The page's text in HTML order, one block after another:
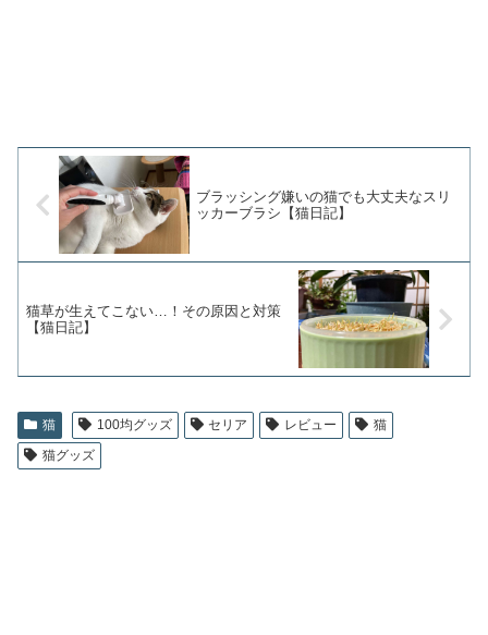
ブラッシング嫌いの猫でも大丈夫なスリ
ッカーブラシ【猫日記】
猫草が生えてこない…！その原因と対策
【猫日記】
猫 100均グッズ セリア レビュー
猫
猫グッズ